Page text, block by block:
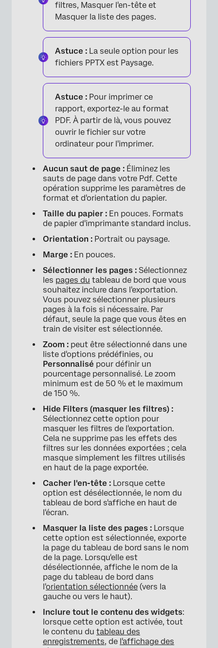
×
×
filtres, Masquer l'en-tête et
Masquer la liste des pages.
Astuce : La seule option pour les
fichiers PPTX est Paysage.
Astuce : Pour imprimer ce
rapport, exportez-le au format
PDF. À partir de là, vous pouvez
ouvrir le fichier sur votre
ordinateur pour l'imprimer.
Aucun saut de page : Éliminez les
sauts de page dans votre Pdf. Cette
opération supprime les paramètres de
format et d'orientation du papier.
Taille du papier : En pouces. Formats
de papier d'imprimante standard inclus.
Orientation : Portrait ou paysage.
Marge : En pouces.
Sélectionner les pages : Sélectionnez
les pages du tableau de bord que vous
souhaitez inclure dans l'exportation.
Vous pouvez sélectionner plusieurs
pages à la fois si nécessaire. Par
défaut, seule la page que vous êtes en
train de visiter est sélectionnée.
Zoom : peut être sélectionné dans une
liste d'options prédéfinies, ou
Personnalisé pour définir un
pourcentage personnalisé. Le zoom
minimum est de 50 % et le maximum
de 150 %.
Hide Filters (masquer les filtres) :
Sélectionnez cette option pour
masquer les filtres de l'exportation.
Cela ne supprime pas les effets des
filtres sur les données exportées ; cela
masque simplement les filtres utilisés
en haut de la page exportée.
Cacher l'en-tête : Lorsque cette
option est désélectionnée, le nom du
tableau de bord s'affiche en haut de
l'écran.
Masquer la liste des pages : Lorsque
cette option est sélectionnée, exporte
la page du tableau de bord sans le nom
de la page. Lorsqu'elle est
désélectionnée, affiche le nom de la
page du tableau de bord dans
l'orientation sélectionnée (vers la
gauche ou vers le haut).
Inclure tout le contenu des widgets:
lorsque cette option est activée, tout
le contenu du tableau des
enregistrements, de l'affichage des